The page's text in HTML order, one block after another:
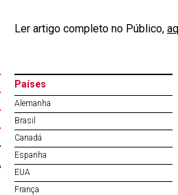
Ler artigo completo no Público,
Países
Alemanha
Brasil
Canadá
Espanha
EUA
França